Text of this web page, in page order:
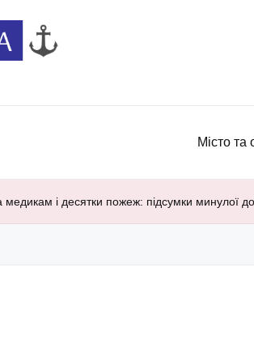
Місто та
медикам і десятки пожеж: підсумки минулої